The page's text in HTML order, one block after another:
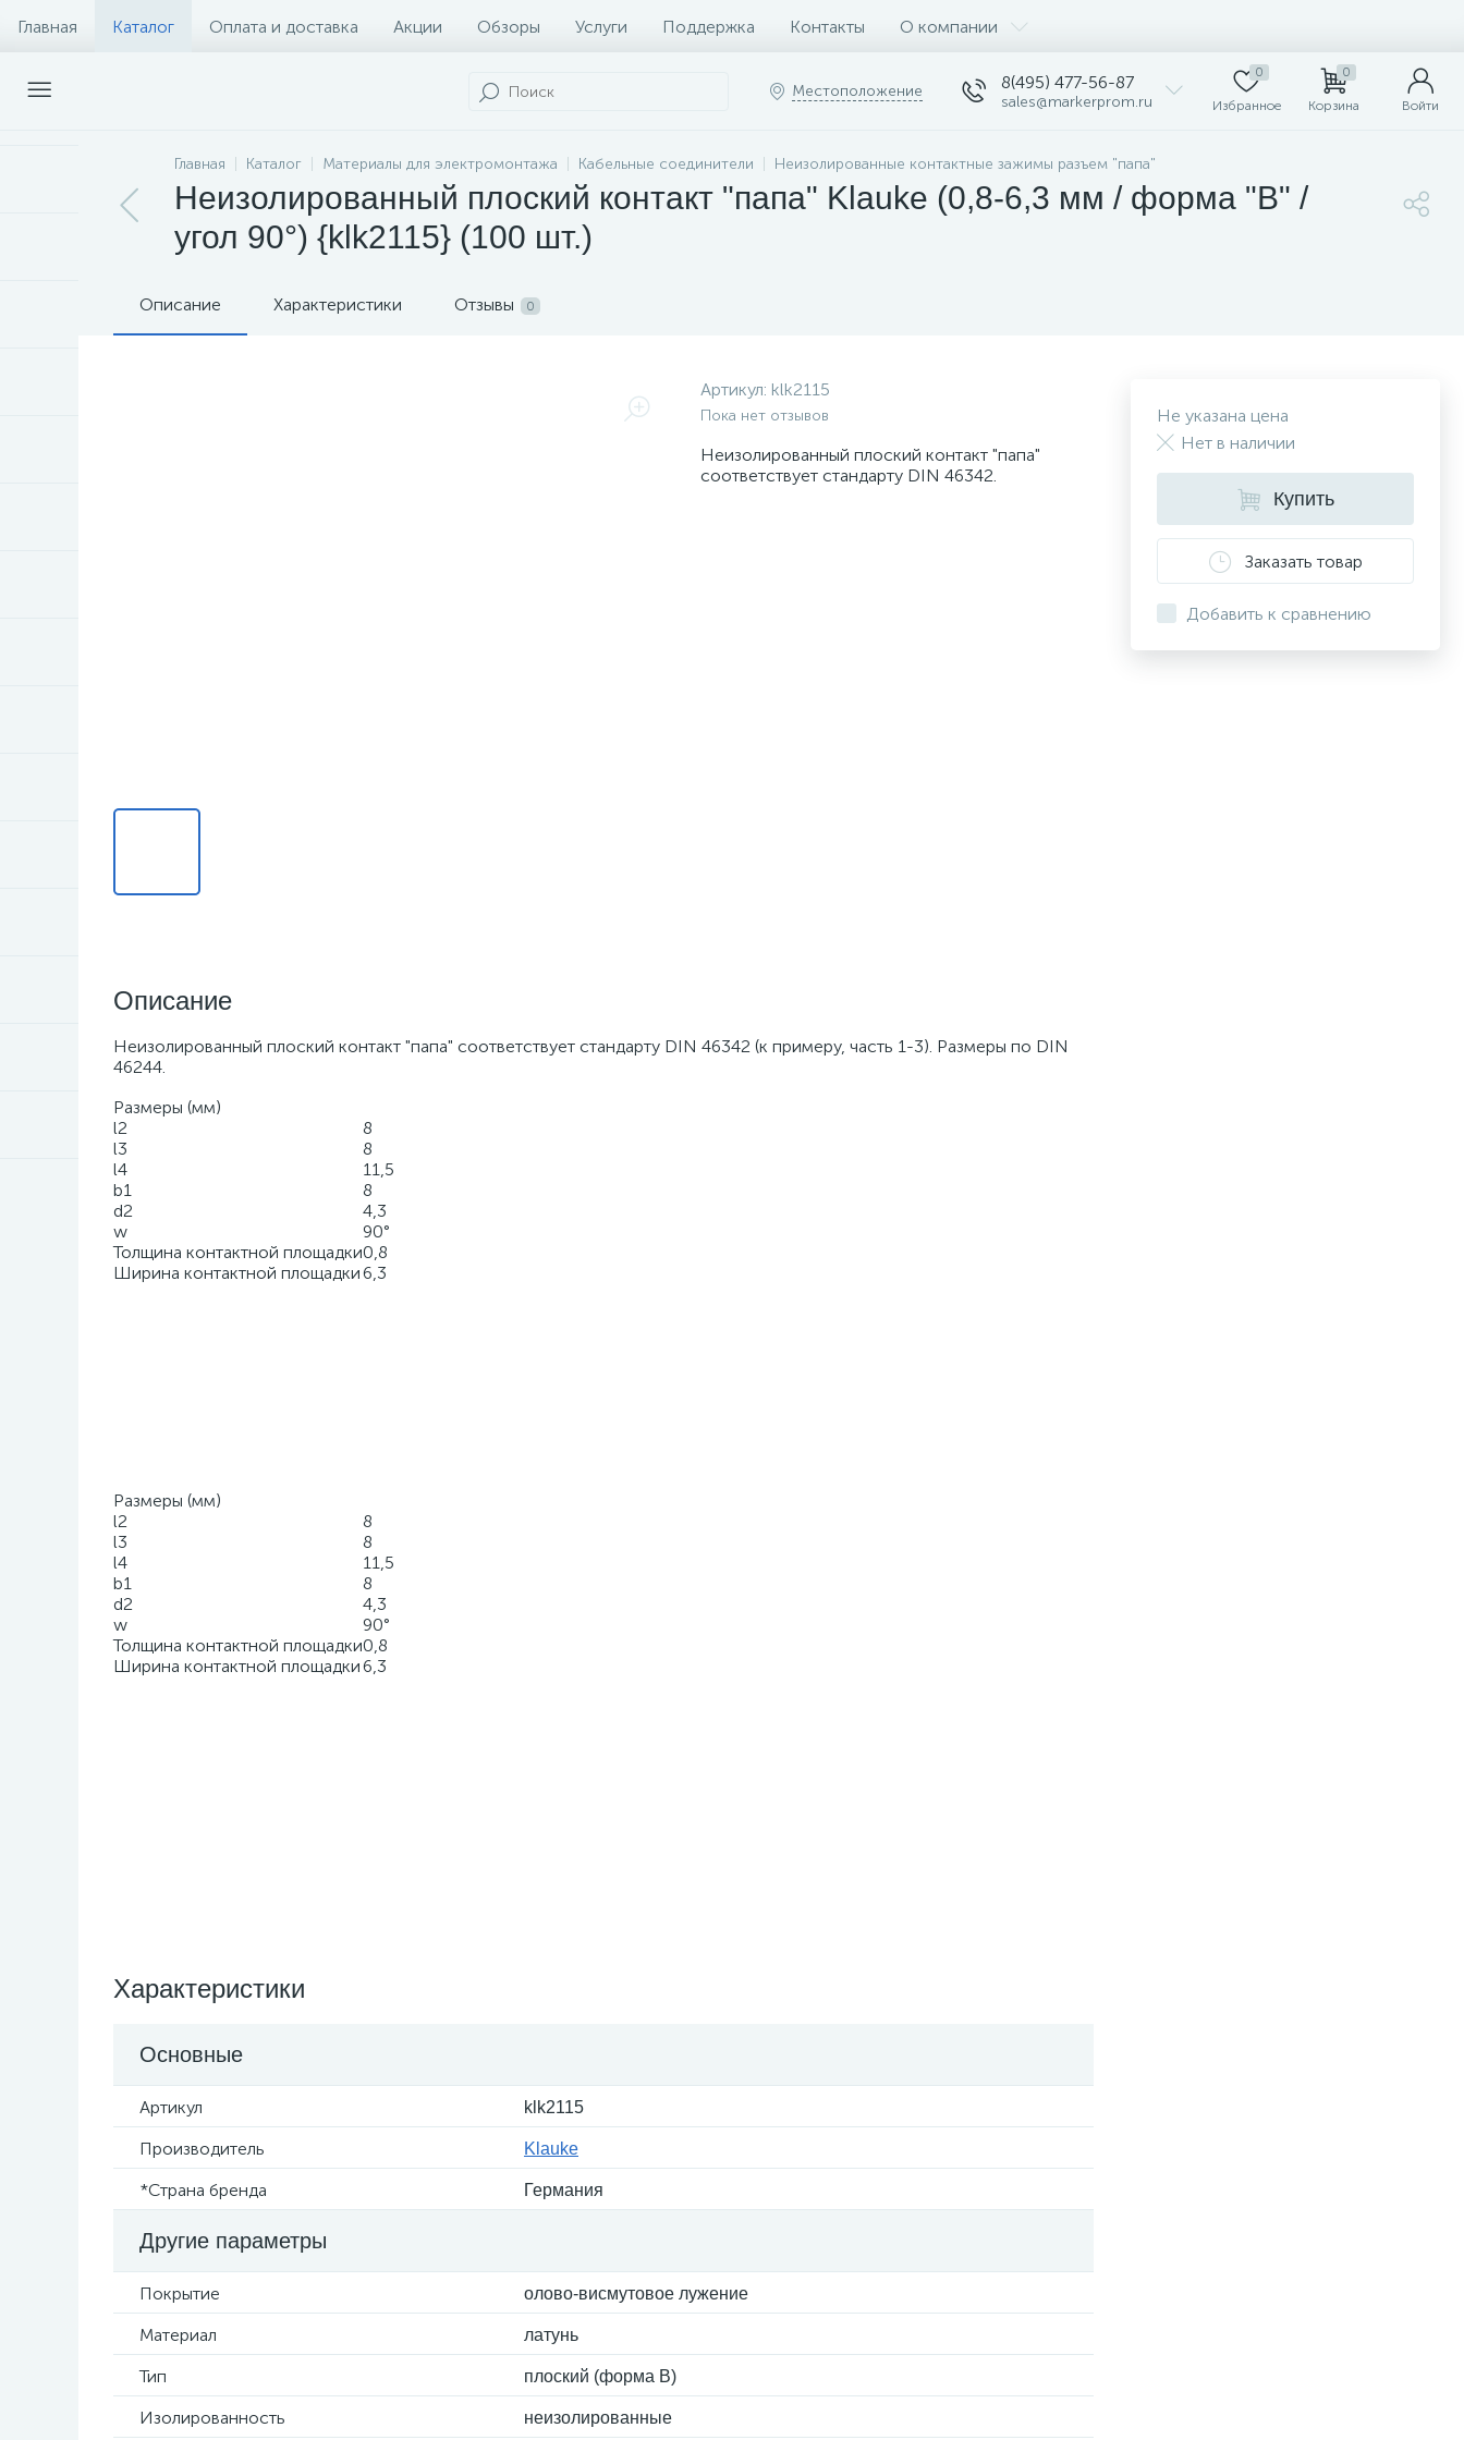
Главная Каталог Оплата и доставка Акции Обзоры Услуги Поддержка Контакты О компании
Местоположение 8(495) 477-56-87
sales@markerprom.ru
0
Избранное
0
Корзина Войти
Главная Каталог Материалы для электромонтажа Кабельные соединители Неизолированные контактные зажимы разъем "папа"
Неизолированный плоский контакт "папа" Klauke (0,8-6,3 мм / форма "В" /
угол 90°) {klk2115} (100 шт.)
Описание Характеристики Отзывы 0
Артикул: klk2115
Пока нет отзывов
Неизолированный плоский контакт "папа"
соответствует стандарту DIN 46342.
Описание
Неизолированный плоский контакт "папа" соответствует стандарту DIN 46342 (к примеру, часть 1-3). Размеры по DIN
46244.
Размеры (мм)
l2
8
l3
8
l4
11,5
b1
8
d2
4,3
w
90°
Толщина контактной площадки0,8
Ширина контактной площадки6,3
Размеры (мм)
l2
8
l3
8
l4
11,5
b1
8
d2
4,3
w
90°
Толщина контактной площадки0,8
Ширина контактной площадки6,3
Характеристики
Основные
Артикул klk2115
Производитель Klauke
*Страна бренда Германия
Другие параметры
Покрытие олово-висмутовое лужение
Материал латунь
Тип плоский (форма В)
Изолированность неизолированные
Не указана цена
Нет в наличии
Купить
Заказать товар
Добавить к сравнению